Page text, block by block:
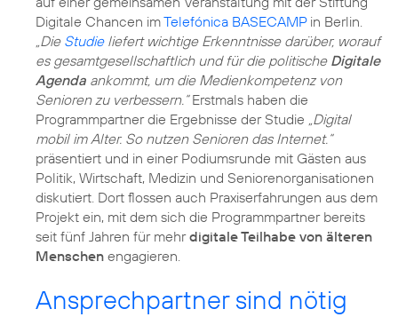
Digitale Chancen imTelefónica BASECAMPin Berlin.
„Die Studieliefert wichtige Erkenntnisse darüber, worauf
es gesamtgesellschaftlich und für die politische Digitale
Agenda ankommt, um die Medienkompetenz von
Senioren zu verbessern.“Erstmals haben die
Programmpartner die Ergebnisse der Studie „Digital
mobil im Alter. So nutzen Senioren das Internet.“
präsentiert und in einer Podiumsrunde mit Gästen aus
Politik, Wirtschaft, Medizin und Seniorenorganisationen
diskutiert. Dort flossen auch Praxiserfahrungen aus dem
Projekt ein, mit dem sich die Programmpartner bereits
seit fünf Jahren für mehrdigitale Teilhabe von älteren
Menschen engagieren.
Ansprechpartner sind nötig